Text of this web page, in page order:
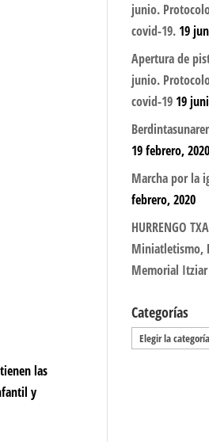
las
y
junio.
covid-19. 19
Apertura de
junio.
covid-19 19
19 febrero, 2020
Marcha por la
febrero, 2020
HURRENGO
Miniatletismo,
Memorial Itziar
Categorías
Categorías